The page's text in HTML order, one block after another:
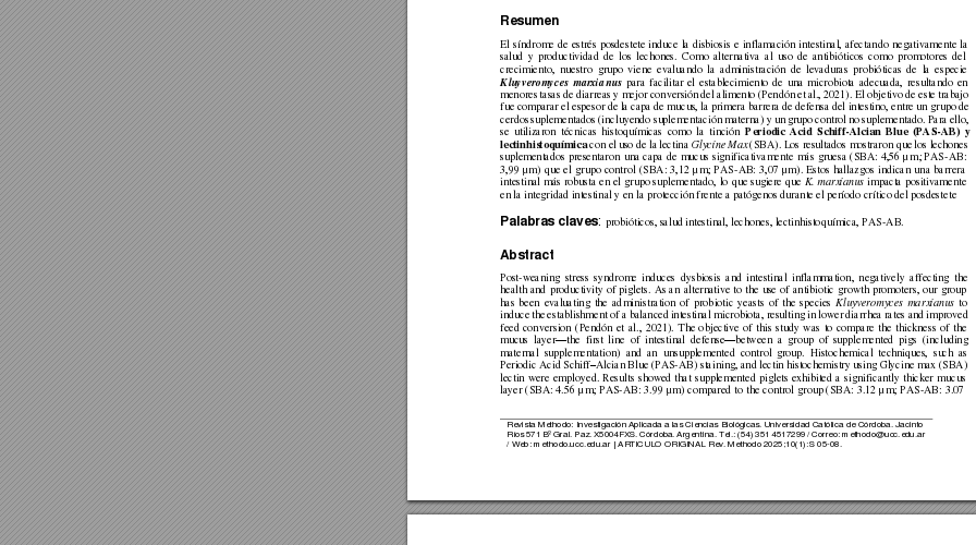
Revista Methodo: Investigación Aplicada a las Ciencias Biológicas. Universidad Católica de Córdoba. Jacinto
Ríos 571 Bº Gral. Paz. X5004FXS. Córdoba. Argentina. Tel.: (54) 351 4517299 / Correo: methodo@ucc.edu.ar
/ Web: methodo.ucc.edu.ar | ARTICULO ORIGINAL Rev. Methodo 2025;10(1):S 05-08.
Resumen
El síndrome de estrés posdestete induce la disbiosis e inflamación intestinal, afectando negativamente la
salud y productividad de los lechones. Como alternativa al uso de antibióticos como promotores
del
crecimiento, nuestro grupo viene evaluando la administración de levaduras probióticas de la
especie
Kluyveromyces marxianus para facilitar el establecimiento de una microbiota adecuada, resultando en
menores tasas de diarreas y mejor conversión del alimento (Pendón et al., 2021). El objetivo de este trabajo
fue comparar el espesor de la capa de mucus, la primera barrera de defensa del intestino, entre un grupo de
cerdos suplementados (incluyendo suplementación materna) y un grupo control no suplementado. Para ello,
se utilizaron técnicas histoquímicas como la tinción Periodic Acid Schiff-Alcian Blue (PAS-AB) y
lectinhistoquímica con el uso de la lectina Glycine Max (SBA). Los resultados mostraron que los lechones
suplementados presentaron una capa de mucus significativamente más gruesa (SBA: 4,56 µm; PAS-AB:
3,99 µm) que el grupo control (SBA: 3,12 µm; PAS-AB: 3,07 µm). Estos hallaz gos indican una barrera
intestinal más robusta en el grupo suplementado, lo que sugiere que K. marxianus impacta positivamente
en la integridad intestinal y en la protección frente a patógenos durante el período crítico del posdestete
Palabras claves: probióticos, salud intestinal, lechones, lectinhistoquímica, PAS-AB.
Abstract
Post-weaning stress syndrome induces dysbiosis and intestinal inflammation, negatively affecting the
health and productivity of piglets. As an alternative to the use of antibiotic growth promoters, our group
has been evaluating the administration of probiotic yeasts of the species Kluyveromyces marxianus to
induce the establishment of a balanced intestinal microbiota, resulting in lower diarrhea rates and improved
feed conversion (Pendón et al., 2021). The o bjective of this study was to compare the thickness of the
mucus
layer—the first line of intestinal defense—between a group of supplemented pigs
(including
maternal supplementation) and an unsupplemented control group. Histochemical techniques, such as
Periodic Acid Schiff–Alcian Blue (PAS-AB) staining, and lectin histochemistry using Glycine max (SBA)
lectin were employed. Results showed that supplemented piglets exhibited a significantly thicker mucus
layer ( SBA: 4.56 µm; PAS-AB : 3.99 µm) compared to the control group (SBA: 3.12 µm; PAS-AB: 3.07